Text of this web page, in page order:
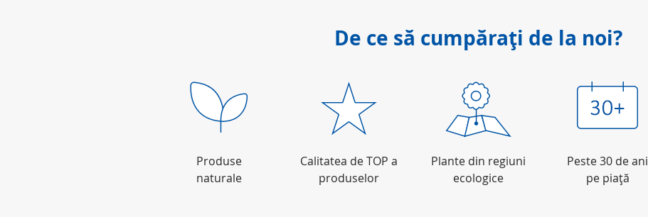
De ce să cumpăraţi de la noi?
Produse
naturale
Calitatea de TOP a
produselor
Plante din regiuni
ecologice
Peste 30 de ani
pe piaţă